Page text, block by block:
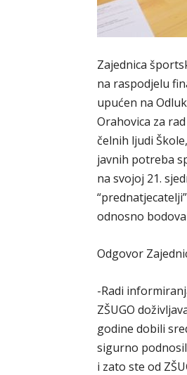
Zajednica
na raspodjelu
upućen na
Orahovica za
čelnih ljudi
javnih potreba
na svojoj 21.
odnosno
Odgovor
-Radi
ZŠUGO
godine dobili
sigurno
i zato ste od